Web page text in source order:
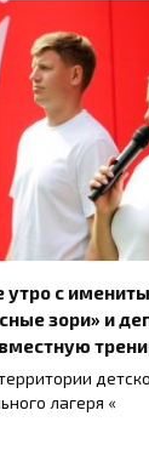
утро с
зори» и
лагеря «